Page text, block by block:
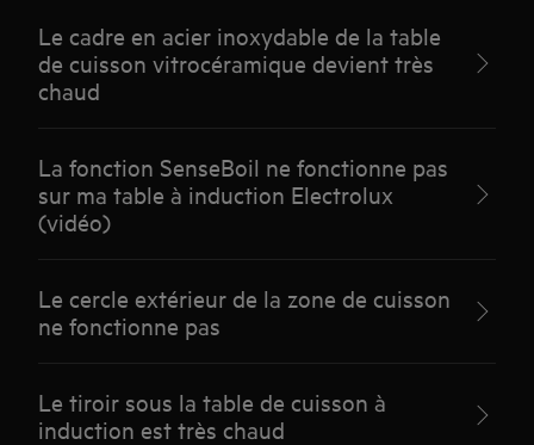
Le cadre en acier inoxydable de la table
de cuisson vitrocéramique devient très
chaud
La fonction SenseBoil ne fonctionne pas
sur ma table à induction Electrolux
(vidéo)
Le cercle extérieur de la zone de cuisson
ne fonctionne pas
Le tiroir sous la table de cuisson à
induction est très chaud